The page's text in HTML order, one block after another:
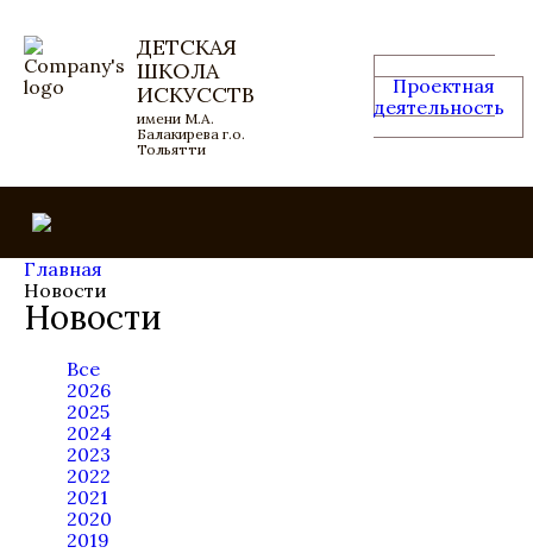
ДЕТСКАЯ
ШКОЛА
ИСКУССТВ
имени М.А.
Балакирева г.о.
Тольятти
Проектная
деятельность
Главная
Новости
Новости
Все
2026
2025
2024
2023
2022
2021
2020
2019